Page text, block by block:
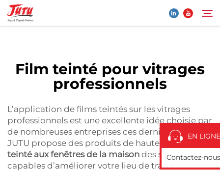
vitrages résidentiels
&n...">
Page d'accueil
À Propos De Nous
Application
Rechercher
EN LIGNE
Contactez-nous
Film teinté pour vitrages
professionnels
L’application de films teintés sur les vitrages
professionnels est une excellente idée choisie par
de nombreuses entreprises ces derniers temps.
JUTU propose des produits de haute qualité
teinté aux fenêtres de la maison des services
capables d’améliorer votre lieu de travail sur